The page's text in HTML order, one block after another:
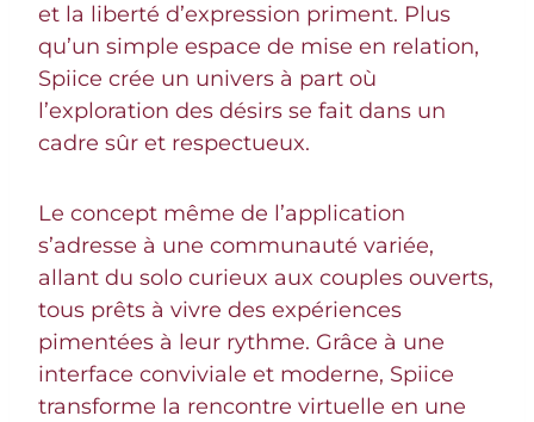
et la liberté d’expression priment. Plus
qu’un simple espace de mise en relation,
Spiice crée un univers à part où
l’exploration des désirs se fait dans un
cadre sûr et respectueux.
Le concept même de l’application
s’adresse à une communauté variée,
allant du solo curieux aux couples ouverts,
tous prêts à vivre des expériences
pimentées à leur rythme. Grâce à une
interface conviviale et moderne, Spiice
transforme la rencontre virtuelle en une